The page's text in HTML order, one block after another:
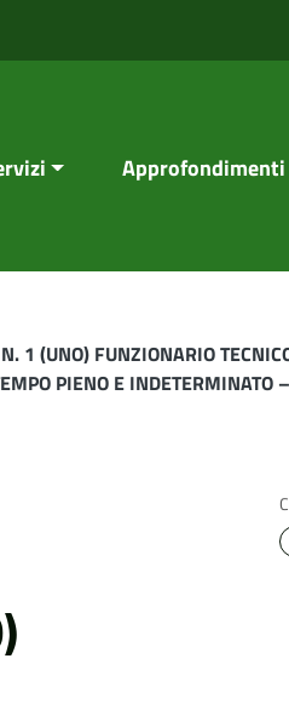
Approfondimenti
1 (UNO) FUNZIONARIO
PIENO E INDETERMINATO